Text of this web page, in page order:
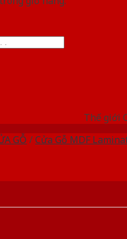
Thế giới
GỖ /Cửa Gỗ MDF